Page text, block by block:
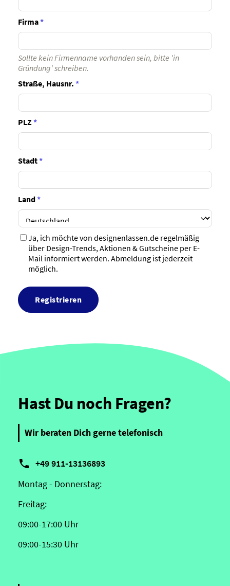
Firma*
Sollte kein Firmenname vorhanden sein, bitte 'in
Gründung' schreiben.
Straße, Hausnr. *
PLZ*
Stadt*
Land*
Ja, ich möchte von designenlassen.de regelmäßig
über Design-Trends, Aktionen & Gutscheine per E-
Mail informiert werden. Abmeldung ist jederzeit
möglich.
Registrieren
Hast Du noch Fragen?
Wir beraten Dich gerne telefonisch
 +49 911-13136893
Montag - Donnerstag:
Freitag:
09:00-17:00 Uhr
09:00-15:30 Uhr